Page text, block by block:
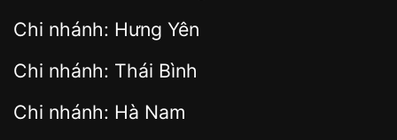
Chi nhánh: Hưng Yên
Chi nhánh: Thái Bình
Chi nhánh: Hà Nam